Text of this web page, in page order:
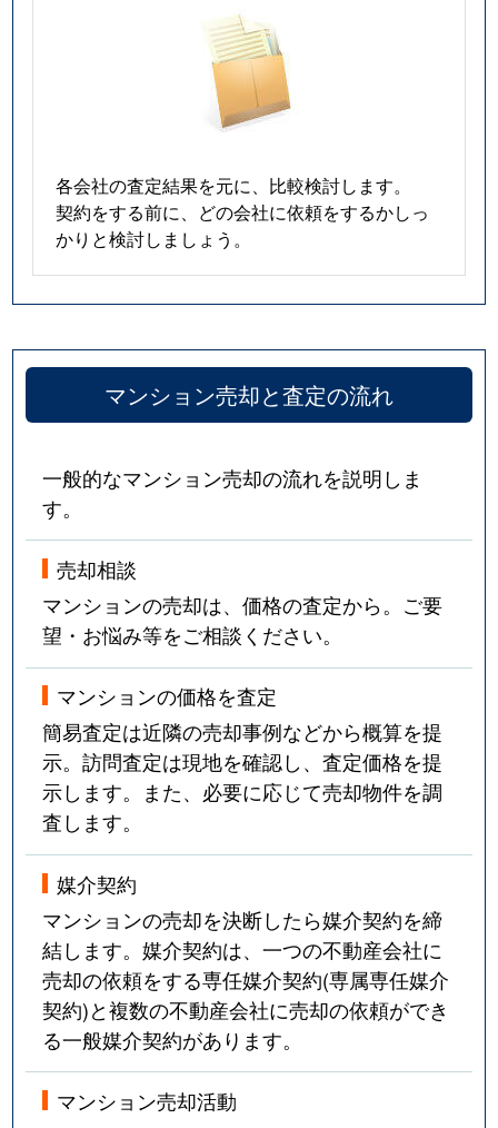
各会社の査定結果を元に、比較検討します。
契約をする前に、どの会社に依頼をするかしっ
かりと検討しましょう。
マンション売却と査定の流れ
一般的なマンション売却の流れを説明しま
す。
売却相談
マンションの売却は、価格の査定から。ご要
望・お悩み等をご相談ください。
マンションの価格を査定
簡易査定は近隣の売却事例などから概算を提
示。訪問査定は現地を確認し、査定価格を提
示します。また、必要に応じて売却物件を調
査します。
媒介契約
マンションの売却を決断したら媒介契約を締
結します。媒介契約は、一つの不動産会社に
売却の依頼をする専任媒介契約(専属専任媒介
契約)と複数の不動産会社に売却の依頼ができ
る一般媒介契約があります。
マンション売却活動